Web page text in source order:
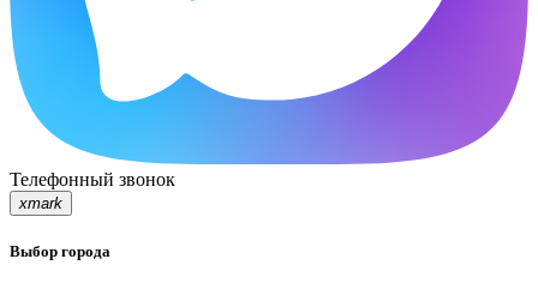
Телефонный звонок
xmark
Выбор города